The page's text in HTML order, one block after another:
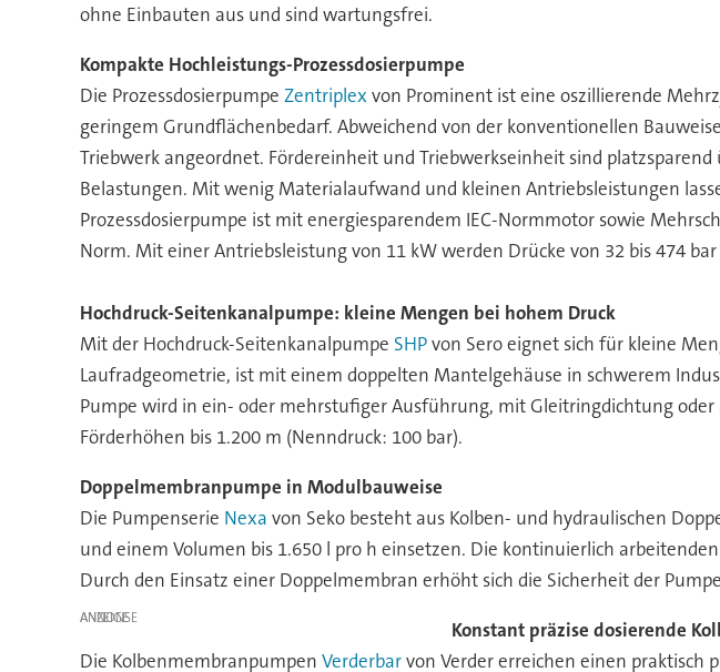
ohne Einbauten aus und sind wartungsfrei.
Kompakte Hochleistungs-Prozessdosierpumpe
Die Prozessdosierpumpe Zentriplex von Prominent ist eine oszillierende
geringem Grundflächenbedarf. Abweichend von der konventionellen
Triebwerk angeordnet. Fördereinheit und Triebwerkseinheit sind
Belastungen. Mit wenig Materialaufwand und kleinen Antriebsleistungen
Prozessdosierpumpe ist mit energiesparendem IEC-Normmotor sowie
Norm. Mit einer Antriebsleistung von 11 kW werden Drücke von 32 bis 474
Hochdruck-Seitenkanalpumpe: kleine Mengen bei hohem Druck
Mit der Hochdruck-Seitenkanalpumpe SHPvon Sero eignet sich für kleine
Laufradgeometrie, ist mit einem doppelten Mantelgehäuse in schwerem
Pumpe wird in ein- oder mehrstufiger Ausführung, mit Gleitringdichtung
Förderhöhen bis 1.200 m (Nenndruck: 100 bar).
Doppelmembranpumpe in Modulbauweise
Die Pumpenserie Nexa von Seko besteht aus Kolben- und hydraulischen
und einem Volumen bis 1.650 l pro h einsetzen. Die kontinuierlich
Durch den Einsatz einer Doppelmembran erhöht sich die Sicherheit der
ANZEIGE
Konstant präzise dosierende
Die Kolbenmembranpumpen Verderbarvon Verder erreichen einen praktisch